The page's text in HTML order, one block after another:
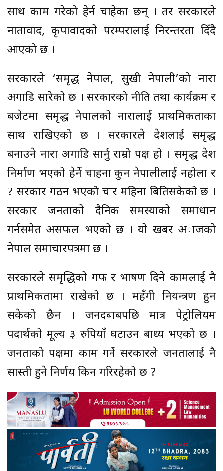
साथ काम गरेको हेर्न चाहेका छन् । तर सरकारले
नातावाद, कृपावादको परम्परालाई निरन्तरता दिँदै
आएको छ ।
सरकारले ‘समृद्ध नेपाल, सुखी नेपाली’को नारा
अगाडि सारेको छ । सरकारको नीति तथा कार्यक्रम र
बजेटमा समृद्ध नेपालको नारालाई प्राथमिकताका
साथ राखिएको छ । सरकारले देशलाई समृद्ध
बनाउने नारा अगाडि सार्नु राम्रो पक्ष हो । समृद्ध देश
निर्माण भएको हेर्ने चाहना कुन नेपालीलाई नहोला र
? सरकार गठन भएको चार महिना बितिसकेको छ ।
सरकार जनताको दैनिक समस्याको समाधान
गर्नसमेत असफल भएको छ । याे खबर अाजकाे
नेपाल समाचारपत्रमा छ ।
सरकारले समृद्धिको गफ र भाषण दिने कामलाई नै
प्राथमिकतामा राखेको छ । महँगी नियन्त्रण हुन
सकेको छैन । जनदबाबपछि मात्र पेट्रोलियम
पदार्थको मूल्य ३ रुपियाँ घटाउन बाध्य भएको छ ।
जनताको पक्षमा काम गर्ने सरकारले जनतालाई नै
सास्ती हुने निर्णय किन गरिरहेको छ ?